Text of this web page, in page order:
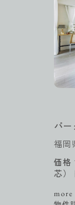
万円（税込） 面